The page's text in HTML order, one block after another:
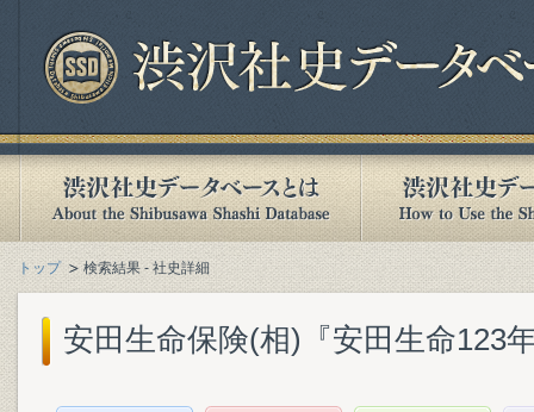
トップ 検索結果 - 社史詳細
安田生命保険(相)『安田生命123